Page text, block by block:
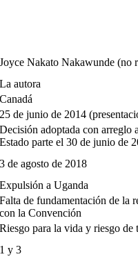
Joyce Nakato Nakawunde (no
La autora
Canadá
25 de junio de 2014
Decisión adoptada con arreglo
Estado parte el 30 de junio de
3 de agosto de 2018
Expulsión a Uganda
Falta de fundamentación de la
con la Convención
Riesgo para la vida y riesgo de
1 y 3